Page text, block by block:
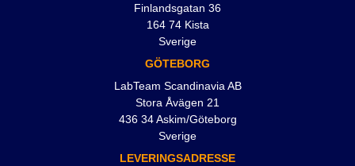
Finlandsgatan 36
164 74 Kista
Sverige
GÖTEBORG
LabTeam Scandinavia AB
Stora Åvägen 21
436 34 Askim/Göteborg
Sverige
LEVERINGSADRESSE